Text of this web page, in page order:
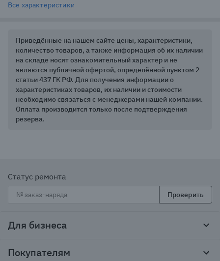
Все характеристики
Приведённые на нашем сайте цены, характеристики,
количество товаров, а также информация об их наличии
на складе носят ознакомительный характер и не
являются публичной офертой, определённой пунктом 2
статьи 437 ГК РФ. Для получения информации о
характеристиках товаров, их наличии и стоимости
необходимо связаться с менеджерами нашей компании.
Оплата производится только после подтверждения
резерва.
Статус ремонта
Проверить
Для бизнеса
Тендеры и гос закупки
Покупателям